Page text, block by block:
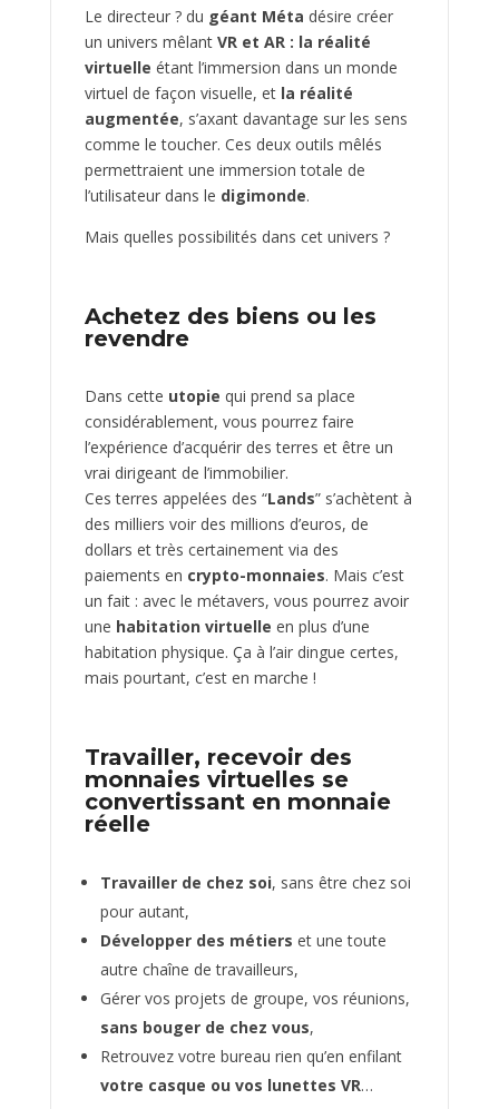
Le directeur ? du géant Méta désire créer
un univers mêlant VR et AR : la réalité
virtuelle étant l’immersion dans un monde
virtuel de façon visuelle, et la réalité
augmentée, s’axant davantage sur les sens
comme le toucher. Ces deux outils mêlés
permettraient une immersion totale de
l’utilisateur dans le digimonde.
Mais quelles possibilités dans cet univers ?
Achetez des biens ou les
revendre
Dans cette utopie qui prend sa place
considérablement, vous pourrez faire
l’expérience d’acquérir des terres et être un
vrai dirigeant de l’immobilier.
Ces terres appelées des “Lands” s’achètent à
des milliers voir des millions d’euros, de
dollars et très certainement via des
paiements en crypto-monnaies. Mais c’est
un fait : avec le métavers, vous pourrez avoir
une habitation virtuelle en plus d’une
habitation physique. Ça à l’air dingue certes,
mais pourtant, c’est en marche !
Travailler, recevoir des
monnaies virtuelles se
convertissant en monnaie
réelle
Travailler de chez soi, sans être chez soi
pour autant,
Développer des métiers et une toute
autre chaîne de travailleurs,
Gérer vos projets de groupe, vos réunions,
sans bouger de chez vous,
Retrouvez votre bureau rien qu’en enfilant
votre casque ou vos lunettes VR…